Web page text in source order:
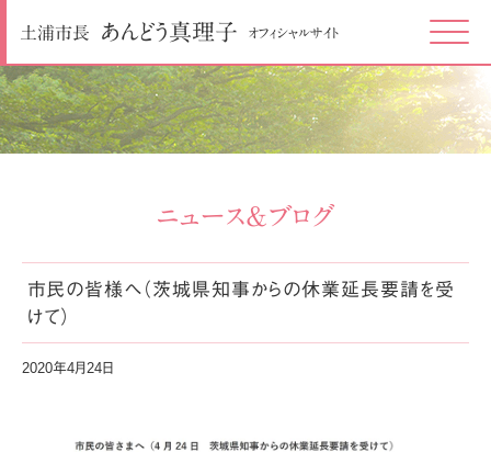
土浦市長 あんどう真理子 オフィシャルサイト Click
ニュース＆ブログ
市民の皆様へ（茨城県知事からの休業延長要請を受
けて）
2020年4月24日